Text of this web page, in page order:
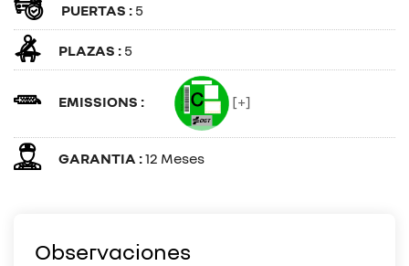
PUERTAS : 5
PLAZAS : 5
EMISSIONS : [+]
GARANTIA :12 Meses
Observaciones